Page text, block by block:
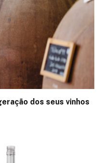
dos seus vinhos